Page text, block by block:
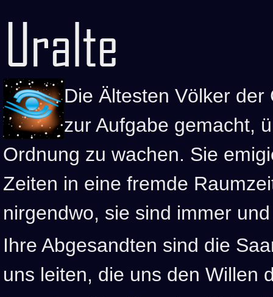
Uralte
Die Ältesten Völker
zur Aufgabe gemacht,
Ordnung zu wachen. Sie
Zeiten in eine fremde
nirgendwo, sie sind immer
Ihre Abgesandten sind die
uns leiten, die uns den Willen